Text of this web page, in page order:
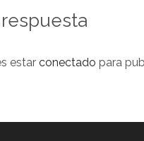
estar conectado para